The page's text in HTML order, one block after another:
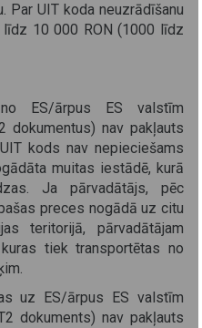
Par UIT koda neuzrādīšanu
10 000 RON (1000 līdz
ES/ārpus ES valstīm
dokumentus) nav pakļauts
kods nav nepieciešams
muitas iestādē, kurā
Ja pārvadātājs, pēc
preces nogādā uz citu
teritorijā, pārvadātājam
tiek transportētas no
uz ES/ārpus ES valstīm
dokuments) nav pakļauts